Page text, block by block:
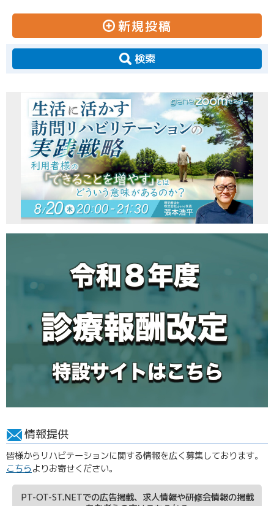
新規投稿
検索
情報提供
皆様からリハビテーションに関する情報を広く募集しております。
こちらよりお寄せください。
PT-OT-ST.NETでの広告掲載、求人情報や研修会情報の掲載